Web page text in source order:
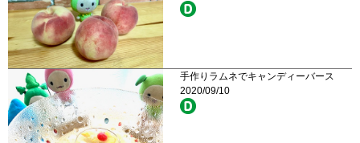
手作りラムネでキャンディーバース
2020/09/10